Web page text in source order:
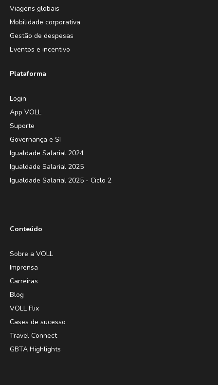
Viagens globais
Mobilidade corporativa
Gestão de despesas
Eventos e incentivo
Plataforma
Login
App VOLL
Suporte
Governança e SI
Igualdade Salarial 2024
Igualdade Salarial 2025
Igualdade Salarial 2025 - Ciclo 2
Conteúdo
Sobre a VOLL
Imprensa
Carreiras
Blog
VOLL Flix
Cases de sucesso
Travel Connect
GBTA Highlights